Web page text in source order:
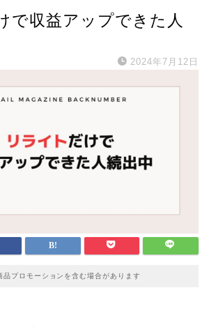
で収益アップできた人
2024年7月12日
品プロモーションを含む場合があります